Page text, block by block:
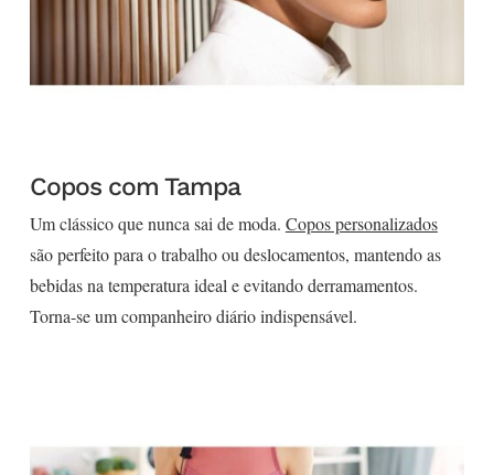
Copos com Tampa
Um clássico que nunca sai de moda. Copos personalizados
são perfeito para o trabalho ou deslocamentos, mantendo as
bebidas na temperatura ideal e evitando derramamentos.
Torna-se um companheiro diário indispensável.